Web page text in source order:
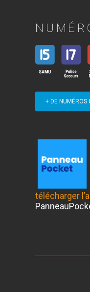
+ DE NUMÉROS
télécharger